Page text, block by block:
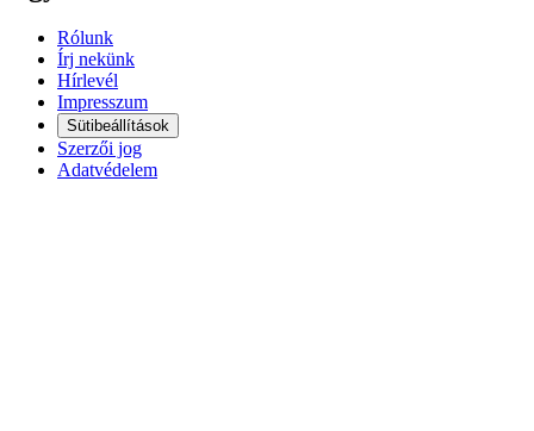
Rólunk
Írj nekünk
Hírlevél
Impresszum
Sütibeállítások
Szerzői jog
Adatvédelem